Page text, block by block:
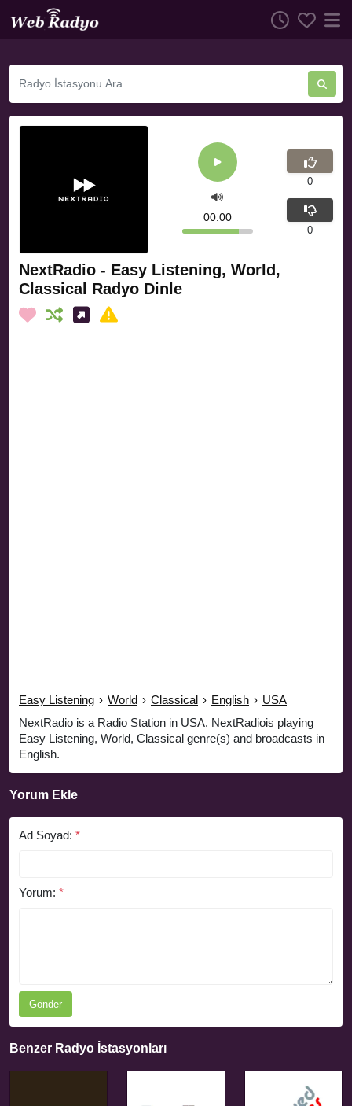
NextRadio - Easy Listening, World,
Classical Radyo Dinle
Easy Listening › World › Classical › English › USA
NextRadio is a Radio Station in USA. NextRadiois playing
Easy Listening, World, Classical genre(s) and broadcasts in
English.
00:00
0
0
Yorum Ekle
Ad Soyad: *
Yorum: *
Gönder
Benzer Radyo İstasyonları